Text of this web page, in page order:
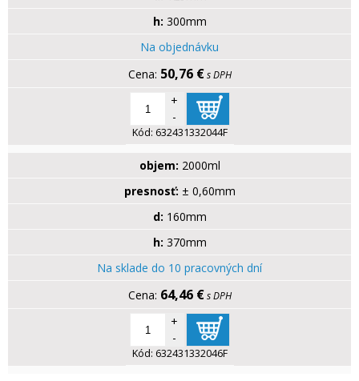
h: 300mm
Na objednávku
50,76 € s DPH
+
-
Kód: 632431332044F
objem: 2000ml
presnosť: ± 0,60mm
d: 160mm
h: 370mm
Na sklade do 10 pracovných dní
64,46 € s DPH
+
-
Kód: 632431332046F